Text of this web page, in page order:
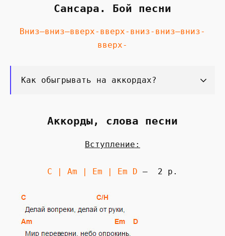
Сансара. Бой песни
Вниз—вниз—вверх-вверх-вниз-вниз—вниз-
вверх-
Как обыгрывать на аккордах?
Аккорды, слова песни
Вступление:
C | Am | Em | Em D — 2 р.